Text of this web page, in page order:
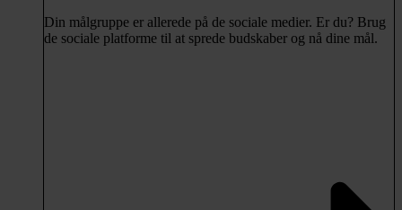
Din målgruppe er allerede på de sociale medier. Er du? Brug
de sociale platforme til at sprede budskaber og nå dine mål.